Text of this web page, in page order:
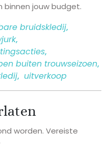
binnen jouw budget.
bruidskledij,
,
,
buiten trouwseizoen,
, uitverkoop
worden. Vereiste